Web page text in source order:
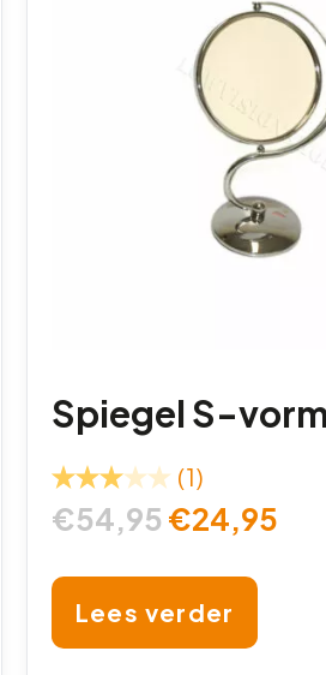
Spiegel S-
(1)
€54,95 €24,95
Lees verder